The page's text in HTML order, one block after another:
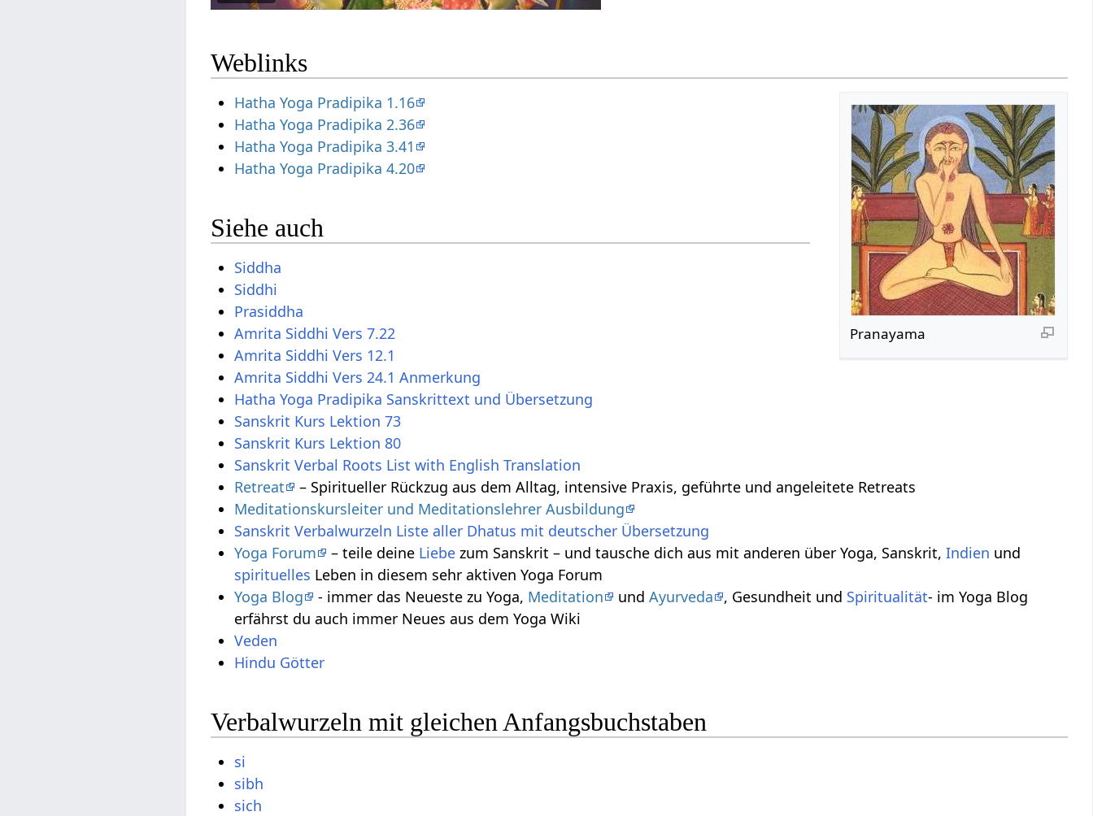
Weblinks
Pranayama
Hatha Yoga Pradipika 1.16
Hatha Yoga Pradipika 2.36
Hatha Yoga Pradipika 3.41
Hatha Yoga Pradipika 4.20
Siehe auch
Siddha
Siddhi
Prasiddha
Amrita Siddhi Vers 7.22
Amrita Siddhi Vers 12.1
Amrita Siddhi Vers 24.1 Anmerkung
Hatha Yoga Pradipika Sanskrittext und Übersetzung
Sanskrit Kurs Lektion 73
Sanskrit Kurs Lektion 80
Sanskrit Verbal Roots List with English Translation
Retreat
– Spiritueller Rückzug aus dem Alltag, intensive Praxis, geführte und angeleitete Retreats
Meditationskursleiter und Meditationslehrer Ausbildung
Sanskrit Verbalwurzeln Liste aller Dhatus mit deutscher Übersetzung
Yoga Forum
– teile deine Liebe zum Sanskrit – und tausche dich aus mit anderen über Yoga, Sanskrit,Indien und
spirituelles Leben in diesem sehr aktiven Yoga Forum
Yoga Blog
- immer das Neueste zu Yoga, Meditation undAyurveda , Gesundheit und Spiritualität- im Yoga Blog
erfährst du auch immer Neues aus dem Yoga Wiki
Veden
Hindu Götter
Verbalwurzeln mit gleichen Anfangsbuchstaben
si
sibh
sich